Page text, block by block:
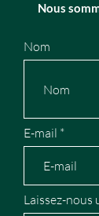
Nous
Nom
E-mail
Laissez-nous